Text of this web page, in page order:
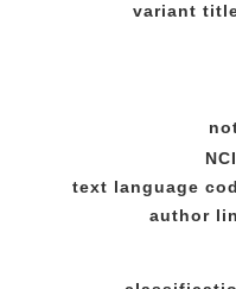
variant
text language
author